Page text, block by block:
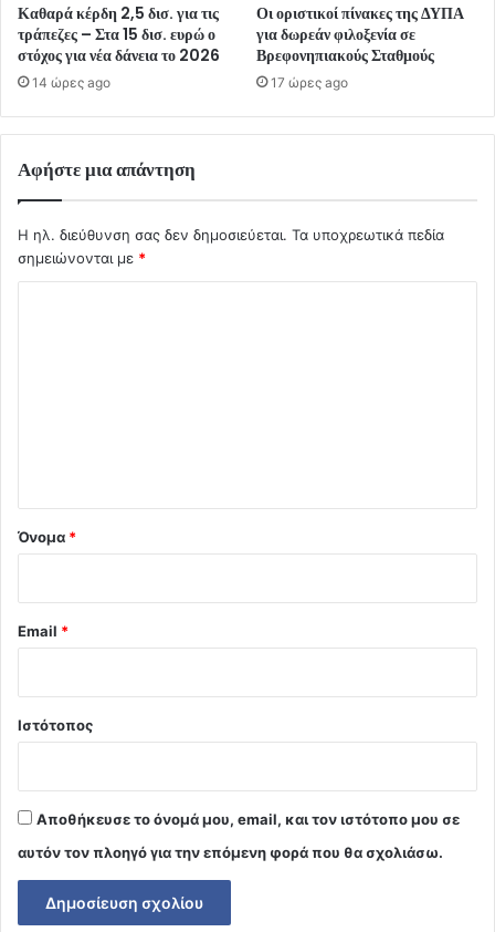
Καθαρά κέρδη 2,5 δισ. για τις
τράπεζες – Στα 15 δισ. ευρώ ο
στόχος για νέα δάνεια το 2026
14 ώρες ago
Οι οριστικοί πίνακες της ΔΥΠΑ
για δωρεάν φιλοξενία σε
Βρεφονηπιακούς Σταθμούς
17 ώρες ago
Αφήστε μια απάντηση
Η ηλ. διεύθυνση σας δεν δημοσιεύεται. Τα υποχρεωτικά πεδία
σημειώνονται με *
Όνομα *
Email *
Ιστότοπος
Αποθήκευσε το όνομά μου, email, και τον ιστότοπο μου σε
αυτόν τον πλοηγό για την επόμενη φορά που θα σχολιάσω.